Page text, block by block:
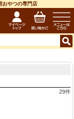
おやつの専門店
29件